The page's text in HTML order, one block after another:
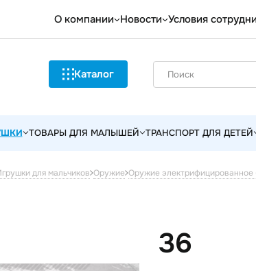
О компании Новости Условия
Каталог
ТОВАРЫ ДЛЯ МАЛЫШЕЙ ТРАНСПОРТ ДЛЯ ДЕТЕЙ
для мальчиков Оружие Оружие электрифицированное
36